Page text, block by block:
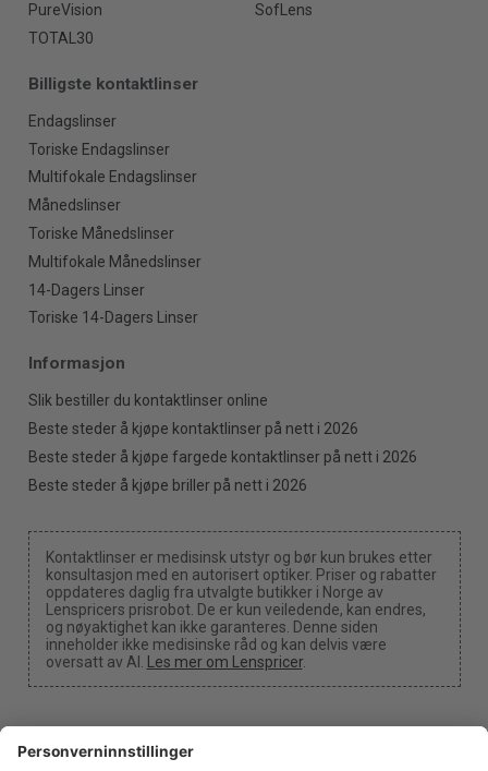
PureVision
SofLens
TOTAL30
Billigste kontaktlinser
Endagslinser
Toriske Endagslinser
Multifokale Endagslinser
Månedslinser
Toriske Månedslinser
Multifokale Månedslinser
14-Dagers Linser
Toriske 14-Dagers Linser
Informasjon
Slik bestiller du kontaktlinser online
Beste steder å kjøpe kontaktlinser på nett i 2026
Beste steder å kjøpe fargede kontaktlinser på nett i 2026
Beste steder å kjøpe briller på nett i 2026
Kontaktlinser er medisinsk utstyr og bør kun brukes etter
konsultasjon med en autorisert optiker. Priser og rabatter
oppdateres daglig fra utvalgte butikker i Norge av
Lenspricers prisrobot. De er kun veiledende, kan endres,
og nøyaktighet kan ikke garanteres. Denne siden
inneholder ikke medisinske råd og kan delvis være
oversatt av AI. Les mer om Lenspricer.